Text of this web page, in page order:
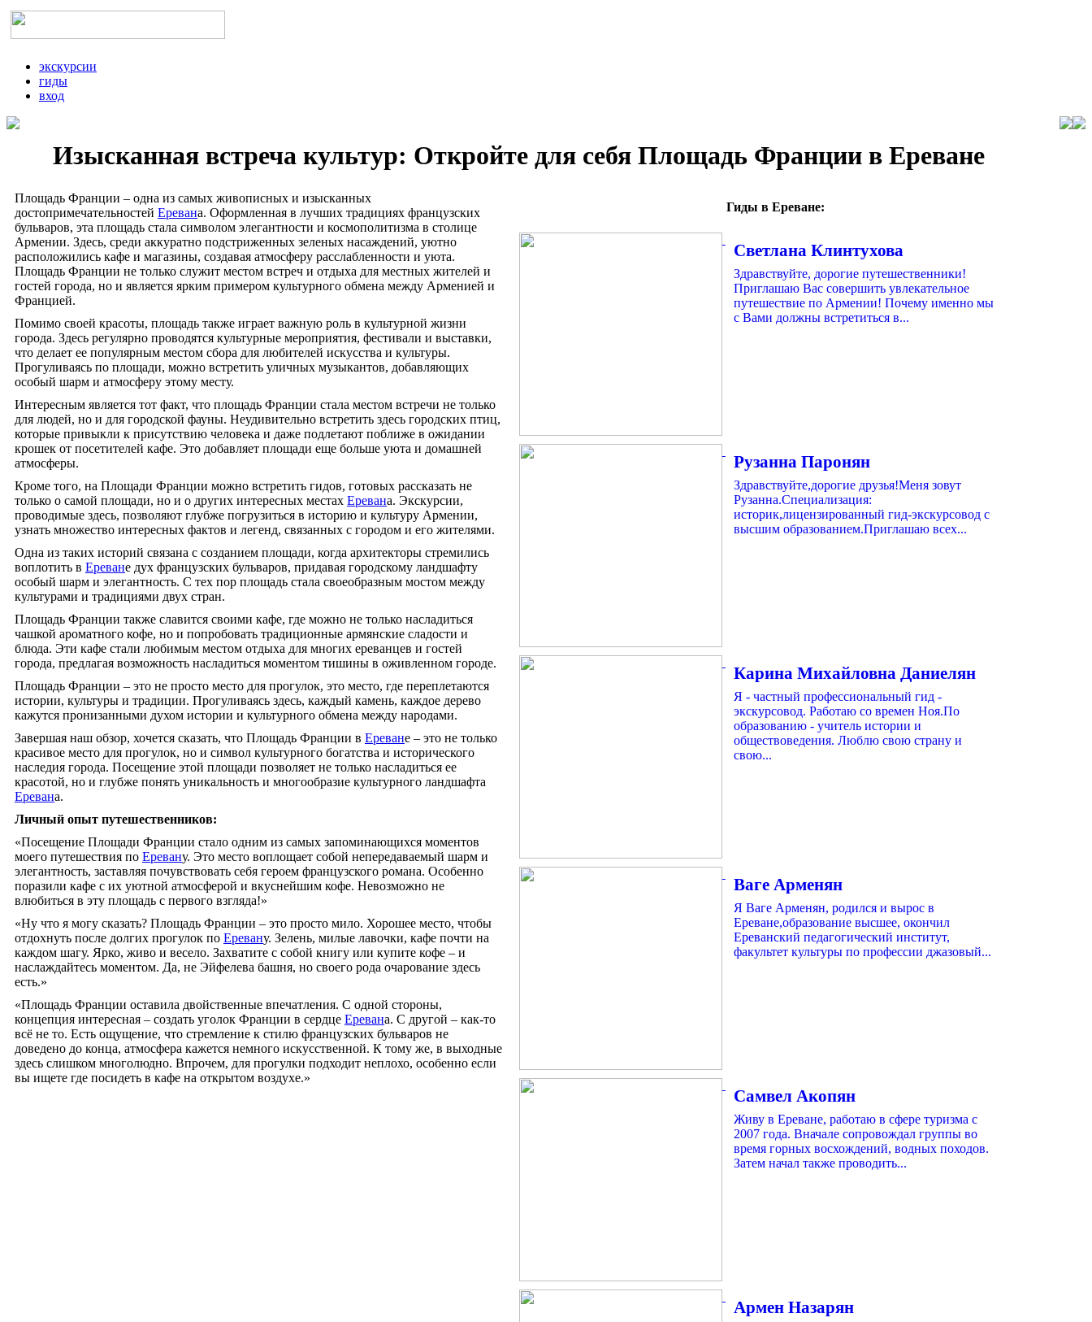
экскурсии
гиды
вход
Изысканная встреча культур: Откройте для себя Площадь Франции в Ереване
Площадь Франции – одна из самых живописных и изысканных
достопримечательностей Еревана. Оформленная в лучших традициях французских
бульваров, эта площадь стала символом элегантности и космополитизма в столице
Армении. Здесь, среди аккуратно подстриженных зеленых насаждений, уютно
расположились кафе и магазины, создавая атмосферу расслабленности и уюта.
Площадь Франции не только служит местом встреч и отдыха для местных жителей и
гостей города, но и является ярким примером культурного обмена между Арменией и
Францией.
Помимо своей красоты, площадь также играет важную роль в культурной жизни
города. Здесь регулярно проводятся культурные мероприятия, фестивали и выставки,
что делает ее популярным местом сбора для любителей искусства и культуры.
Прогуливаясь по площади, можно встретить уличных музыкантов, добавляющих
особый шарм и атмосферу этому месту.
Интересным является тот факт, что площадь Франции стала местом встречи не только
для людей, но и для городской фауны. Неудивительно встретить здесь городских птиц,
которые привыкли к присутствию человека и даже подлетают поближе в ожидании
крошек от посетителей кафе. Это добавляет площади еще больше уюта и домашней
атмосферы.
Кроме того, на Площади Франции можно встретить гидов, готовых рассказать не
только о самой площади, но и о других интересных местах Еревана. Экскурсии,
проводимые здесь, позволяют глубже погрузиться в историю и культуру Армении,
узнать множество интересных фактов и легенд, связанных с городом и его жителями.
Одна из таких историй связана с созданием площади, когда архитекторы стремились
воплотить в Ереване дух французских бульваров, придавая городскому ландшафту
особый шарм и элегантность. С тех пор площадь стала своеобразным мостом между
культурами и традициями двух стран.
Площадь Франции также славится своими кафе, где можно не только насладиться
чашкой ароматного кофе, но и попробовать традиционные армянские сладости и
блюда. Эти кафе стали любимым местом отдыха для многих ереванцев и гостей
города, предлагая возможность насладиться моментом тишины в оживленном городе.
Площадь Франции – это не просто место для прогулок, это место, где переплетаются
истории, культуры и традиции. Прогуливаясь здесь, каждый камень, каждое дерево
кажутся пронизанными духом истории и культурного обмена между народами.
Завершая наш обзор, хочется сказать, что Площадь Франции в Ереване – это не только
красивое место для прогулок, но и символ культурного богатства и исторического
наследия города. Посещение этой площади позволяет не только насладиться ее
красотой, но и глубже понять уникальность и многообразие культурного ландшафта
Еревана.
Личный опыт путешественников:
«Посещение Площади Франции стало одним из самых запоминающихся моментов
моего путешествия по Еревану. Это место воплощает собой непередаваемый шарм и
элегантность, заставляя почувствовать себя героем французского романа. Особенно
поразили кафе с их уютной атмосферой и вкуснейшим кофе. Невозможно не
влюбиться в эту площадь с первого взгляда!»
«Ну что я могу сказать? Площадь Франции – это просто мило. Хорошее место, чтобы
отдохнуть после долгих прогулок по Еревану. Зелень, милые лавочки, кафе почти на
каждом шагу. Ярко, живо и весело. Захватите с собой книгу или купите кофе – и
наслаждайтесь моментом. Да, не Эйфелева башня, но своего рода очарование здесь
есть.»
«Площадь Франции оставила двойственные впечатления. С одной стороны,
концепция интересная – создать уголок Франции в сердце Еревана. С другой – как-то
всё не то. Есть ощущение, что стремление к стилю французских бульваров не
доведено до конца, атмосфера кажется немного искусственной. К тому же, в выходные
здесь слишком многолюдно. Впрочем, для прогулки подходит неплохо, особенно если
вы ищете где посидеть в кафе на открытом воздухе.»
Гиды в Ереване:
Светлана Клинтухова
Здравствуйте, дорогие путешественники!
Приглашаю Вас совершить увлекательное
путешествие по Армении! Почему именно мы
с Вами должны встретиться в...
Рузанна Паронян
Здравствуйте,дорогие друзья!Меня зовут
Рузанна.Специализация:
историк,лицензированный гид-экскурсовод с
высшим образованием.Приглашаю всех...
Карина Михайловна Даниелян
Я - частный профессиональный гид -
экскурсовод. Работаю со времен Ноя.По
образованию - учитель истории и
обществоведения. Люблю свою страну и
свою...
Ваге Арменян
Я Ваге Арменян, родился и вырос в
Ереване,образование высшее, окончил
Ереванский педагогический институт,
факультет культуры по профессии джазовый...
Самвел Акопян
Живу в Ереване, работаю в сфере туризма с
2007 года. Вначале сопровождал группы во
время горных восхождений, водных походов.
Затем начал также проводить...
Армен Назарян